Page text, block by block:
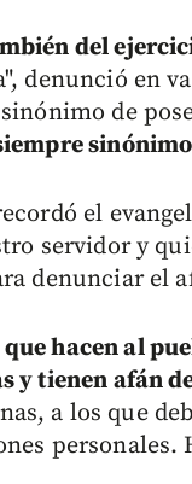
del
denunció en
de
el
servidor y
denunciar el
que hacen al
y tienen afán
a los que
personales.